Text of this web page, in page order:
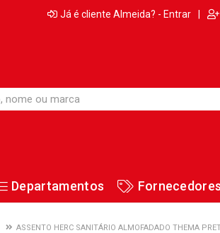
Já é cliente Almeida? - Entrar |
Departamentos Fornecedores
ASSENTO HERC SANITÁRIO ALMOFADADO THEMA